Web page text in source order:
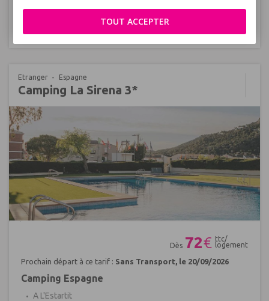
TOUT ACCEPTER
| Logement seul | Sans Transport |
Adapté aux
Etranger Espagne
Camping La Sirena 3*
Dès 72€ ttc/
logement
Prochain départ à ce tarif : Sans Transport, le 20/09/2026
Camping Espagne
A L'Estartit